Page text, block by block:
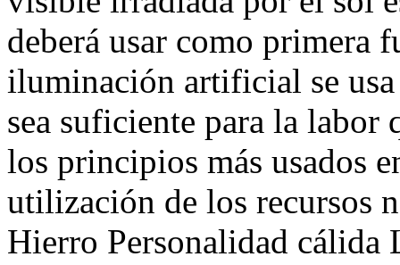
deberá usar como primera
iluminación artificial se
sea suficiente para la labor
los principios más usados
utilización de los recursos
Hierro Personalidad cálida